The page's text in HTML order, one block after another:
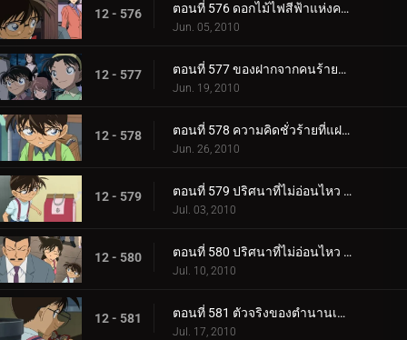
12 - 576 ตอนที่ 576 ดอกไม้ไฟสีฟ้าแห่งความแค้น (ตอน 2)
Jun. 05, 2010
12 - 577 ตอนที่ 577 ของฝากจากคนร้ายตัวจริง
Jun. 19, 2010
12 - 578 ตอนที่ 578 ความคิดชั่วร้ายที่แฝงอยู่ในละครหน้ากาก
Jun. 26, 2010
12 - 579 ตอนที่ 579 ปริศนาที่ไม่อ่อนไหว (ตอน 1)
Jul. 03, 2010
12 - 580 ตอนที่ 580 ปริศนาที่ไม่อ่อนไหว (ตอน 2)
Jul. 10, 2010
12 - 581 ตอนที่ 581 ตัวจริงของตำนานเมือง (ตอน 1)
Jul. 17, 2010